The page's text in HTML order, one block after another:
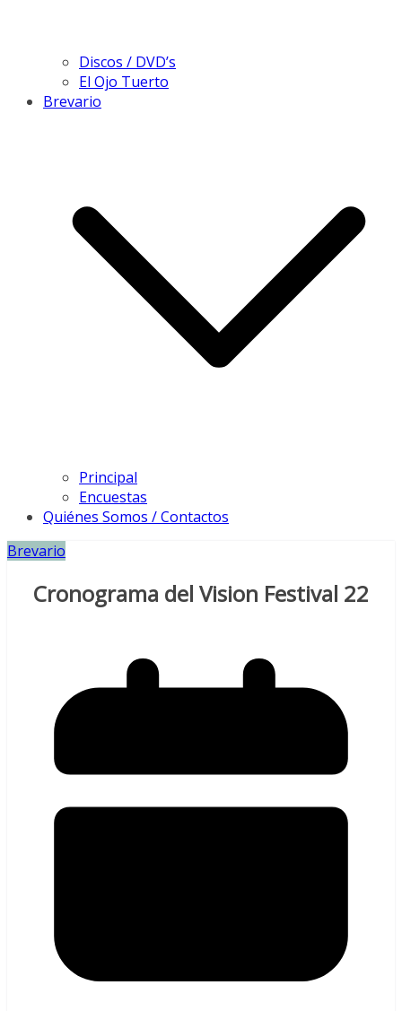
Discos / DVD’s
El Ojo Tuerto
Brevario
Principal
Encuestas
Quiénes Somos / Contactos
Brevario
Cronograma del Vision Festival 22